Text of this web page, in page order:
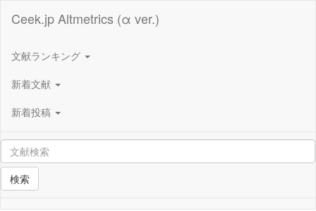
Ceek.jp Altmetrics (α ver.)
文献ランキング
新着文献
新着投稿
検索